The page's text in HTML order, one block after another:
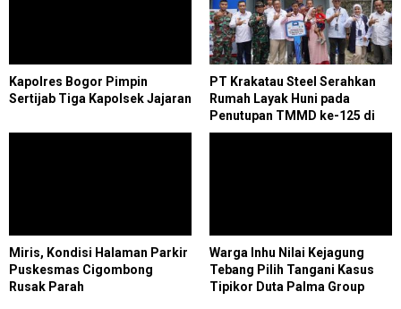
Kapolres Bogor Pimpin
Sertijab Tiga Kapolsek Jajaran
PT Krakatau Steel Serahkan
Rumah Layak Huni pada
Penutupan TMMD ke-125 di
Cilegon
Miris, Kondisi Halaman Parkir
Puskesmas Cigombong
Rusak Parah
Warga Inhu Nilai Kejagung
Tebang Pilih Tangani Kasus
Tipikor Duta Palma Group